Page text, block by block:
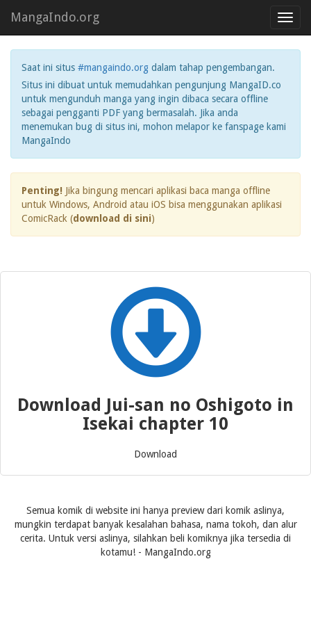
MangaIndo.org
Saat ini situs #mangaindo.org dalam tahap pengembangan.
Situs ini dibuat untuk memudahkan pengunjung MangaID.co
untuk mengunduh manga yang ingin dibaca secara offline
sebagai pengganti PDF yang bermasalah. Jika anda
menemukan bug di situs ini, mohon melapor ke fanspage kami
MangaIndo
Penting! Jika bingung mencari aplikasi baca manga offline
untuk Windows, Android atau iOS bisa menggunakan aplikasi
ComicRack (download di sini)
Download Jui-san no Oshigoto in
Isekai chapter 10
Download
Semua komik di website ini hanya preview dari komik aslinya,
mungkin terdapat banyak kesalahan bahasa, nama tokoh, dan alur
cerita. Untuk versi aslinya, silahkan beli komiknya jika tersedia di
kotamu! - MangaIndo.org